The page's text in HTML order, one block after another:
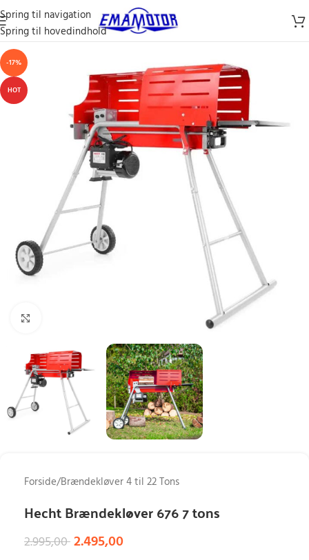
Spring til navigation
Spring til hovedindhold
-17%
HOT
Forside/Brændekløver 4 til 22 Tons
Hecht Brændekløver 676 7 tons
2.995,002.495,00